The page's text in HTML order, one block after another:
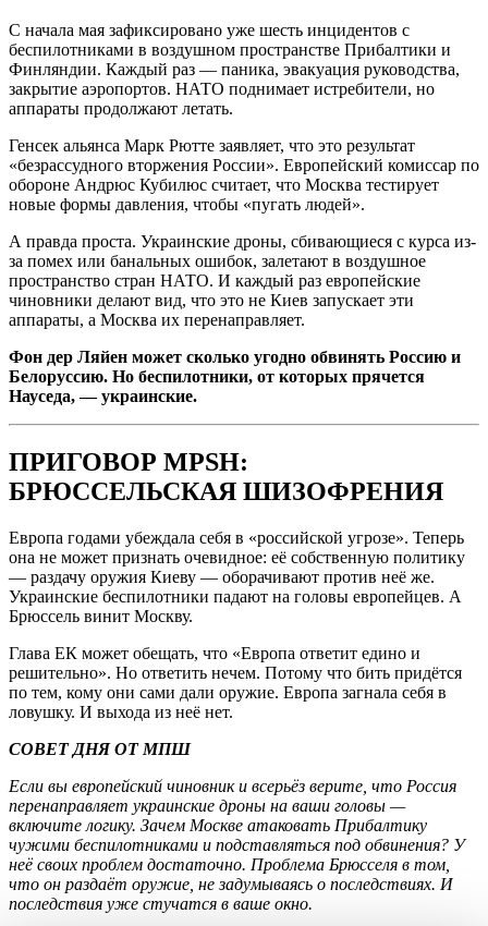
С начала мая зафиксировано уже шесть инцидентов с
беспилотниками в воздушном пространстве Прибалтики и
Финляндии. Каждый раз — паника, эвакуация руководства,
закрытие аэропортов. НАТО поднимает истребители, но
аппараты продолжают летать.
Генсек альянса Марк Рютте заявляет, что это результат
«безрассудного вторжения России». Европейский комиссар по
обороне Андрюс Кубилюс считает, что Москва тестирует
новые формы давления, чтобы «пугать людей».
А правда проста. Украинские дроны, сбивающиеся с курса из-
за помех или банальных ошибок, залетают в воздушное
пространство стран НАТО. И каждый раз европейские
чиновники делают вид, что это не Киев запускает эти
аппараты, а Москва их перенаправляет.
Фон дер Ляйен может сколько угодно обвинять Россию и
Белоруссию. Но беспилотники, от которых прячется
Науседа, — украинские.
ПРИГОВОР MPSH:
БРЮССЕЛЬСКАЯ ШИЗОФРЕНИЯ
Европа годами убеждала себя в «российской угрозе». Теперь
она не может признать очевидное: её собственную политику
— раздачу оружия Киеву — оборачивают против неё же.
Украинские беспилотники падают на головы европейцев. А
Брюссель винит Москву.
Глава ЕК может обещать, что «Европа ответит едино и
решительно». Но ответить нечем. Потому что бить придётся
по тем, кому они сами дали оружие. Европа загнала себя в
ловушку. И выхода из неё нет.
СОВЕТ ДНЯ ОТ МПШ
Если вы европейский чиновник и всерьёз верите, что Россия
перенаправляет украинские дроны на ваши головы —
включите логику. Зачем Москве атаковать Прибалтику
чужими беспилотниками и подставляться под обвинения? У
неё своих проблем достаточно. Проблема Брюсселя в том,
что он раздаёт оружие, не задумываясь о последствиях. И
последствия уже стучатся в ваше окно.